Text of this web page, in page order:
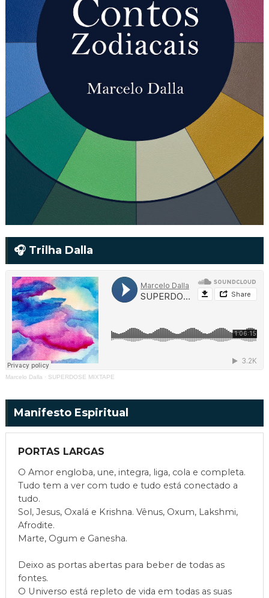
🎧 Trilha Dalla
Marcelo Dalla · SUPERDOSE MIXTAPE
Manifesto Espiritual
PORTAS LARGAS
O Amor engloba, une, integra, liga, cola e completa.
Tudo tem a ver com tudo e tudo está conectado a
tudo.
Sol, Jesus, Oxalá e Krishna. Vênus, Oxum, Lakshmi,
Afrodite.
Marte, Ogum e Ganesha.
Deixo as portas abertas para beber de todas as
fontes.
O Universo está repleto de vida em todas as suas